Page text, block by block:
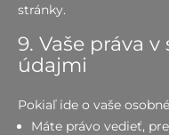
stránky.
9. Vaše práva
údajmi
Pokiaľ ide o vaše
Máte právo vedieť,